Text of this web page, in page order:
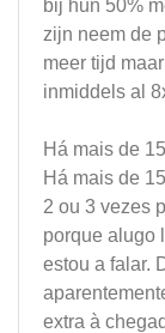
bij hun 50%
zijn neem de
meer tijd
inmiddels al
Há mais de
Há mais de
2 ou 3 vezes
porque alugo
estou a falar.
extra à